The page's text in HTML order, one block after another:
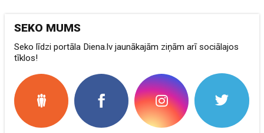
SEKO MUMS
Seko līdzi portāla Diena.lv jaunākajām ziņām arī sociālajos
tīklos!